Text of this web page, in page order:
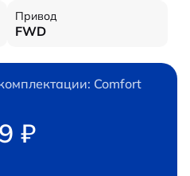
Привод
FWD
Comfort
₽